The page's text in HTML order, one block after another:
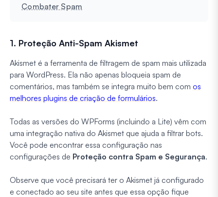
Combater Spam
1. Proteção Anti-Spam Akismet
Akismet é a ferramenta de filtragem de spam mais utilizada
para WordPress. Ela não apenas bloqueia spam de
comentários, mas também se integra muito bem com os
melhores plugins de criação de formulários.
Todas as versões do WPForms (incluindo a Lite) vêm com
uma integração nativa do Akismet que ajuda a filtrar bots.
Você pode encontrar essa configuração nas
configurações de Proteção contra Spam e Segurança.
Observe que você precisará ter o Akismet já configurado
e conectado ao seu site antes que essa opção fique